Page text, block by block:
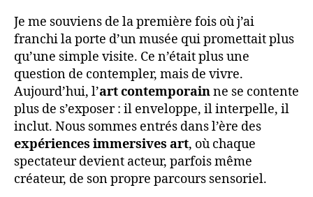
Je me souviens de la première fois où j’ai
franchi la porte d’un musée qui promettait plus
qu’une simple visite. Ce n’était plus une
question de contempler, mais de vivre.
Aujourd’hui, l’art contemporainne se contente
plus de s’exposer : il enveloppe, il interpelle, il
inclut. Nous sommes entrés dans l’ère des
expériences immersives art, où chaque
spectateur devient acteur, parfois même
créateur, de son propre parcours sensoriel.